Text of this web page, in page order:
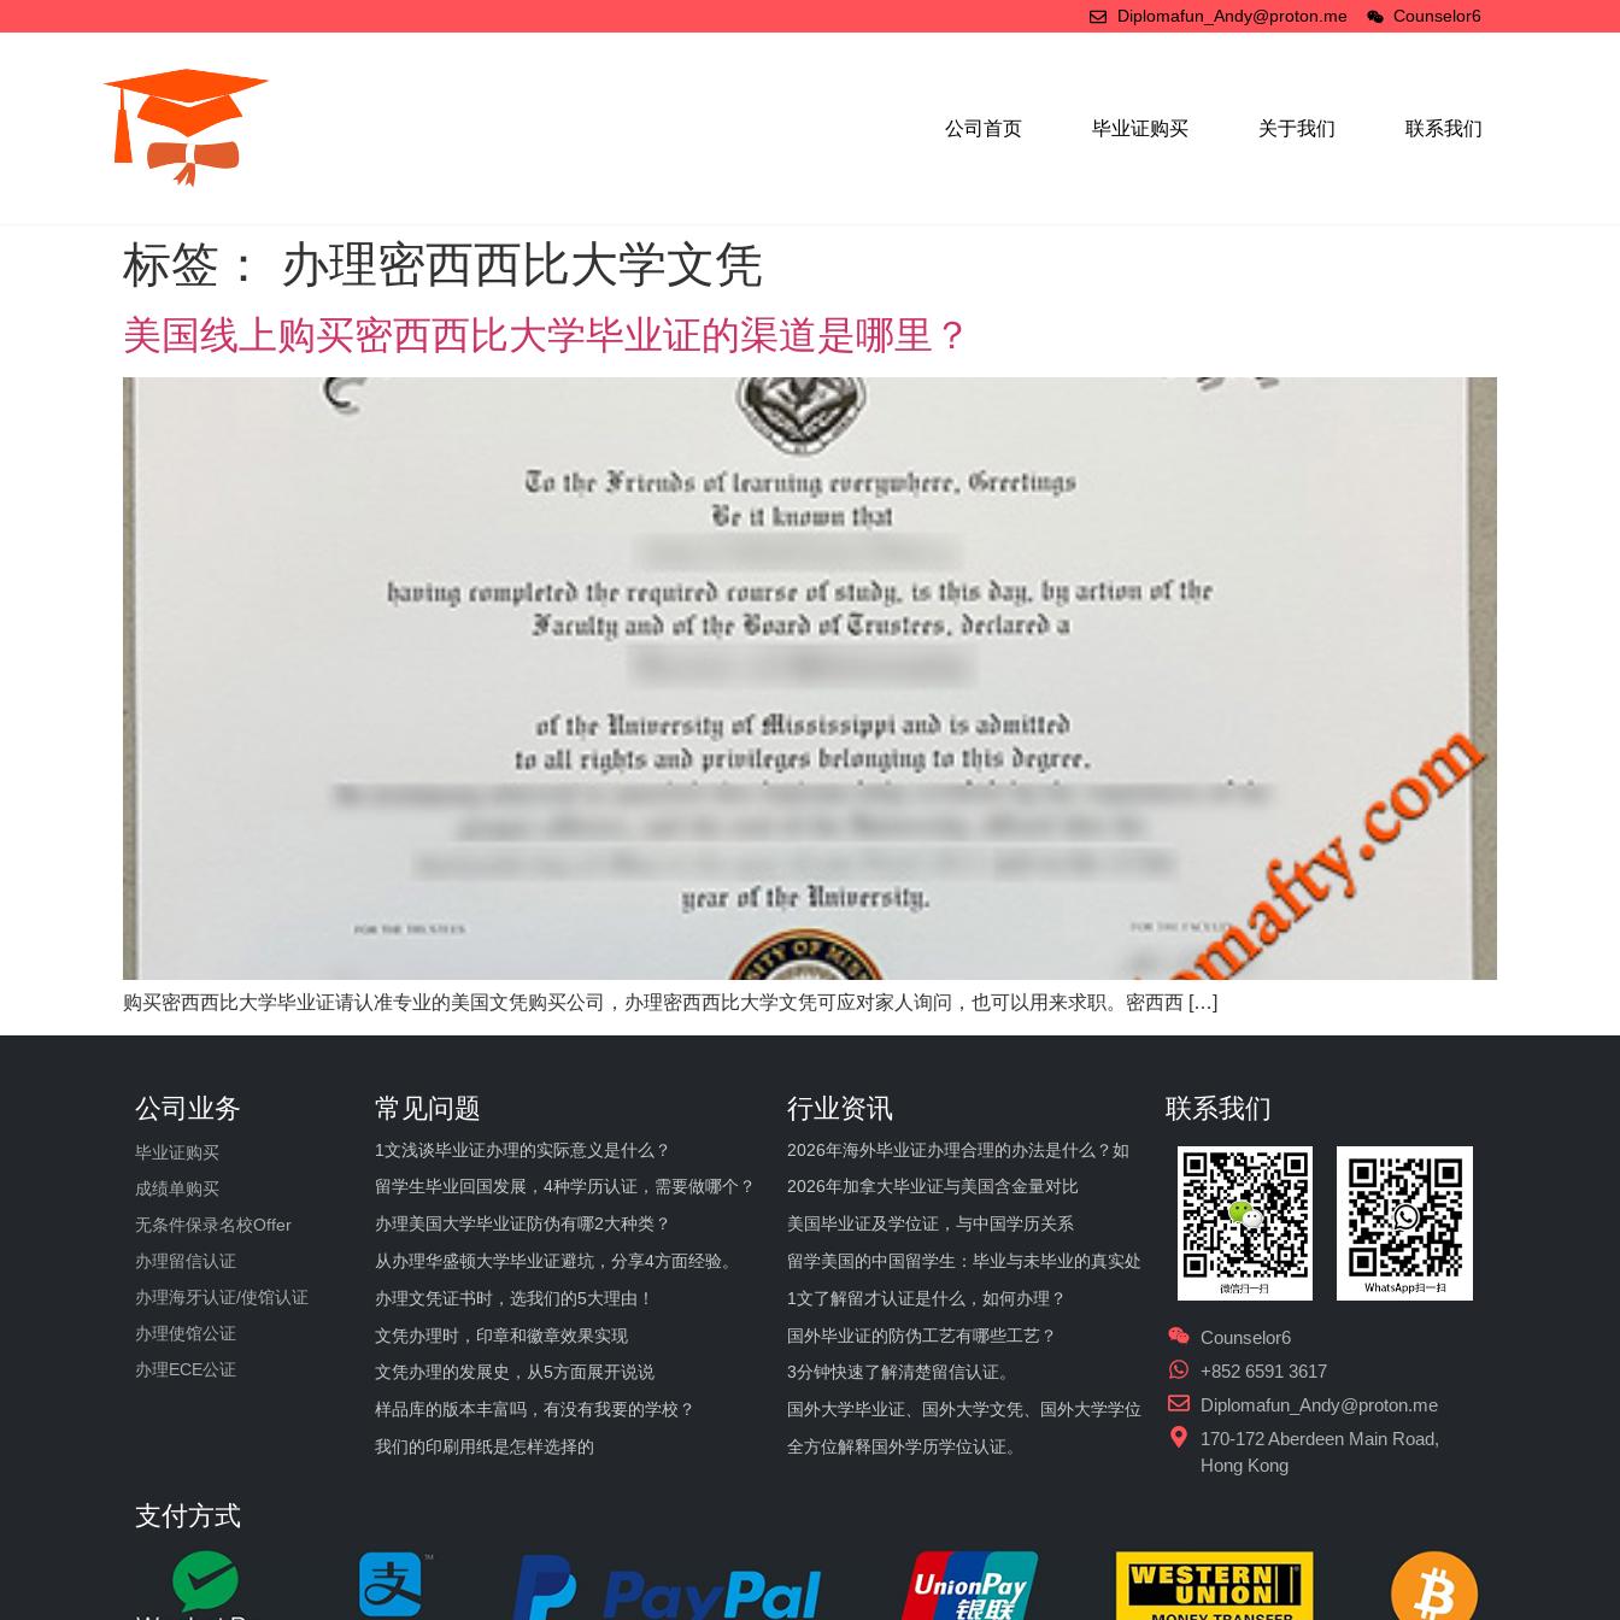
Diplomafun_Andy@proton.me Counselor6
公司首页 毕业证购买 关于我们 联系我们
标签： 办理密西西比大学文凭
美国线上购买密西西比大学毕业证的渠道是哪里？
购买密西西比大学毕业证请认准专业的美国文凭购买公司，办理密西西比大学文凭可应对家人询问，也可以用来求职。密西西 […]
公司业务
毕业证购买
成绩单购买
无条件保录名校Offer
办理留信认证
办理海牙认证/使馆认证
办理使馆公证
办理ECE公证
常见问题
1文浅谈毕业证办理的实际意义是什么？
留学生毕业回国发展，4种学历认证，需要做哪个？
办理美国大学毕业证防伪有哪2大种类？
从办理华盛顿大学毕业证避坑，分享4方面经验。
办理文凭证书时，选我们的5大理由！
文凭办理时，印章和徽章效果实现
文凭办理的发展史，从5方面展开说说
样品库的版本丰富吗，有没有我要的学校？
我们的印刷用纸是怎样选择的
行业资讯
2026年海外毕业证办理合理的办法是什么？如
2026年加拿大毕业证与美国含金量对比
美国毕业证及学位证，与中国学历关系
留学美国的中国留学生：毕业与未毕业的真实处
1文了解留才认证是什么，如何办理？
国外毕业证的防伪工艺有哪些工艺？
3分钟快速了解清楚留信认证。
国外大学毕业证、国外大学文凭、国外大学学位
全方位解释国外学历学位认证。
联系我们
Counselor6
+852 6591 3617
Diplomafun_Andy@proton.me
170-172 Aberdeen Main Road,
Hong Kong
支付方式